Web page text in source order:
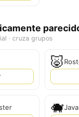
· cruza grupos
🐷
🐗